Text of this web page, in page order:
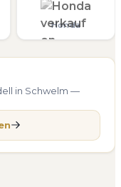
Honda
in Schwelm —